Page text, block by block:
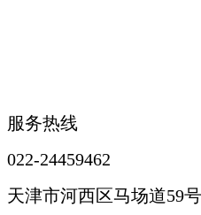
服务热线
022-24459462
天津市河西区马场道59